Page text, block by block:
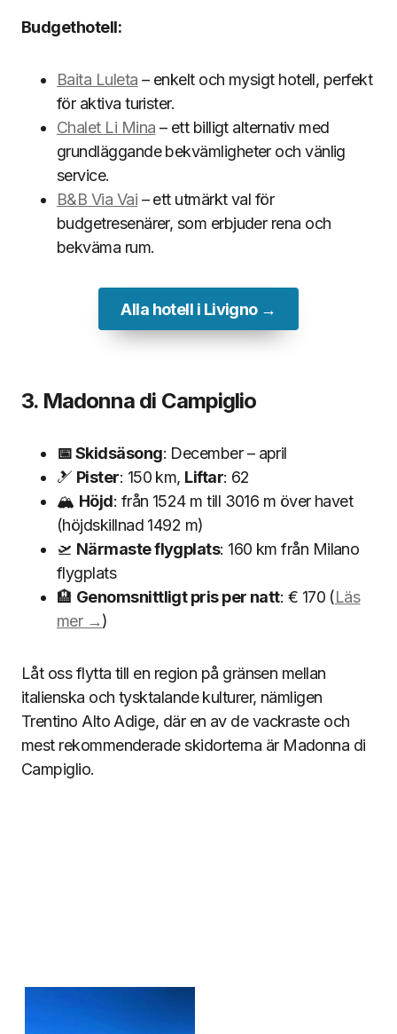
Budgethotell:
Baita Luleta – enkelt och mysigt hotell, perfekt
för aktiva turister.
Chalet Li Mina – ett billigt alternativ med
grundläggande bekvämligheter och vänlig
service.
B&B Via Vai – ett utmärkt val för
budgetresenärer, som erbjuder rena och
bekväma rum.
Alla hotell i Livigno →
3. Madonna di Campiglio
📅 Skidsäsong: December – april
🎿 Pister: 150 km, Liftar: 62
🏔 Höjd: från 1524 m till 3016 m över havet
(höjdskillnad 1492 m)
🛫 Närmaste flygplats: 160 km från Milano
flygplats
🏨 Genomsnittligt pris per natt: € 170 (Läs
mer →)
Låt oss flytta till en region på gränsen mellan
italienska och tysktalande kulturer, nämligen
Trentino Alto Adige, där en av de vackraste och
mest rekommenderade skidorterna är Madonna di
Campiglio.